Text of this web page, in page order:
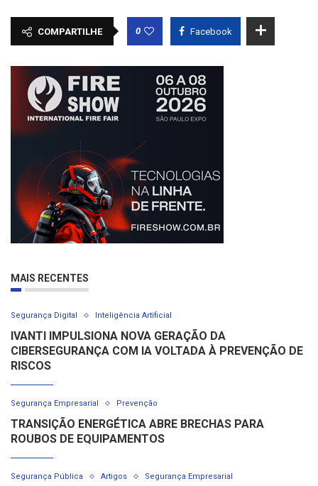
COMPARTILHE 0 Facebook
MAIS RECENTES
Segurança Digital Inteligência Artificial
IVANTI IMPULSIONA NOVA GERAÇÃO DA
CIBERSEGURANÇA COM IA VOLTADA À PREVENÇÃO DE
RISCOS
Segurança Empresarial Prevenção
TRANSIÇÃO ENERGÉTICA ABRE BRECHAS PARA
ROUBOS DE EQUIPAMENTOS
Segurança Pública Artigos Segurança Empresarial